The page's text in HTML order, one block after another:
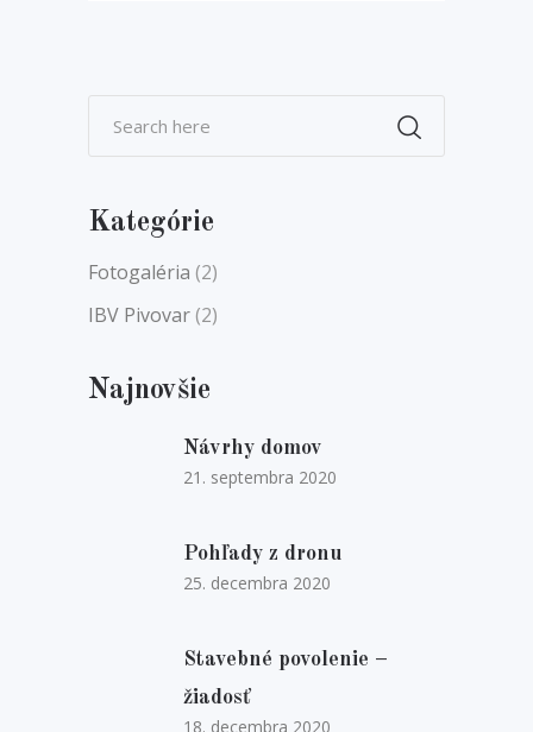
Kategórie
Fotogaléria (2)
IBV Pivovar(2)
Najnovšie
Návrhy domov
21. septembra 2020
Pohľady z dronu
25. decembra 2020
Stavebné povolenie –
žiadosť
18. decembra 2020